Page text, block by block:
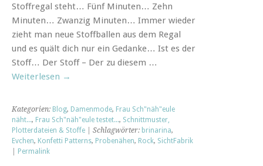
Stoffregal steht… Fünf Minuten… Zehn
Minuten… Zwanzig Minuten… Immer wieder
zieht man neue Stoffballen aus dem Regal
und es quält dich nur ein Gedanke… Ist es der
Stoff… Der Stoff – Der zu diesem …
Weiterlesen →
Kategorien: Blog, Damenmode, Frau Sch"näh"eule
näht..., Frau Sch"näh"eule testet..., Schnittmuster,
Plotterdateien & Stoffe | Schlagwörter: brinarina,
Evchen, Konfetti Patterns, Probenähen, Rock, SichtFabrik
Permalink